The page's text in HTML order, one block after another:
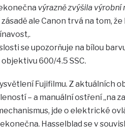
výrazně zvýšila
zásadě ale Canon trvá na tom,
se upozorňuje na bílou
600/4.5 SSC.
Fujifilmu. Z aktuálních
– a manuální ostření „na
jde o elektrické
Hasselblad se v